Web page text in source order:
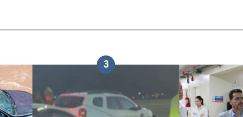
3